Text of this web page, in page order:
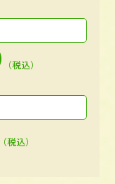
（税込）
（税込）